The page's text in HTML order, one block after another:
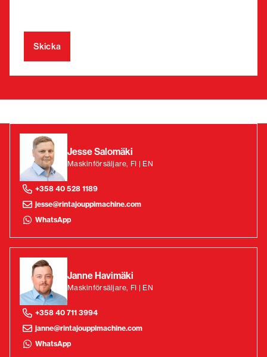
Jesse Salomäki
Maskinförsäljare, FI | EN
+358 40 528 1189
jesse@rintajouppimachine.com
WhatsApp
Janne Havimäki
Maskinförsäljare, FI | EN
+358 40 711 3994
janne@rintajouppimachine.com
WhatsApp